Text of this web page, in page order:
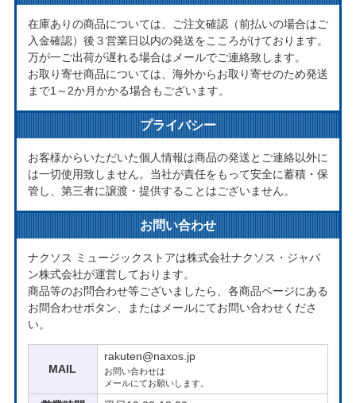
在庫ありの商品については、ご注文確認（前払いの場合はご
入金確認）後３営業日以内の発送をこころがけております。
万が一ご出荷が遅れる場合はメールでご連絡致します。
お取り寄せ商品については、海外からお取り寄せのため発送
まで1～2か月かかる場合もございます。
プライバシー
お客様からいただいた個人情報は商品の発送とご連絡以外に
は一切使用致しません。当社が責任をもって安全に蓄積・保
管し、第三者に譲渡・提供することはございません。
お問い合わせ
ナクソス ミュージックストアは株式会社ナクソス・ジャパ
ン株式会社が運営しております。
商品等のお問合わせ等ございましたら、各商品ページにある
お問合わせボタン、またはメールにてお問い合わせくださ
い。
MAIL
rakuten@naxos.jp
お問い合わせは
メールにてお願いします。